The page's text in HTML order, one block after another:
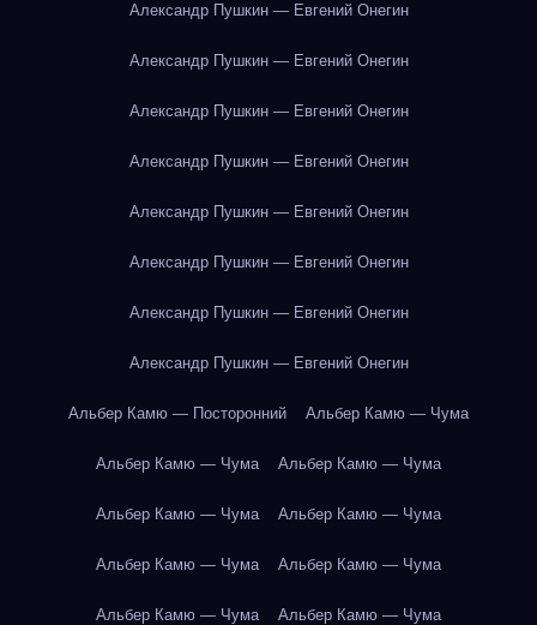
Александр Пушкин — Евгений Онегин
Александр Пушкин — Евгений Онегин
Александр Пушкин — Евгений Онегин
Александр Пушкин — Евгений Онегин
Александр Пушкин — Евгений Онегин
Александр Пушкин — Евгений Онегин
Александр Пушкин — Евгений Онегин
Александр Пушкин — Евгений Онегин
Альбер Камю — Посторонний Альбер Камю — Чума
Альбер Камю — Чума Альбер Камю — Чума
Альбер Камю — Чума Альбер Камю — Чума
Альбер Камю — Чума Альбер Камю — Чума
Альбер Камю — Чума Альбер Камю — Чума